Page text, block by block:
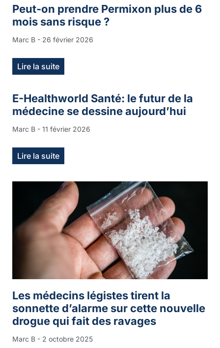
Peut-on prendre Permixon plus de 6
mois sans risque ?
Marc B 26 février 2026
Lire la suite
E-Healthworld Santé: le futur de la
médecine se dessine aujourd’hui
Marc B 11 février 2026
Lire la suite
Les médecins légistes tirent la
sonnette d’alarme sur cette nouvelle
drogue qui fait des ravages
Marc B 2 octobre 2025